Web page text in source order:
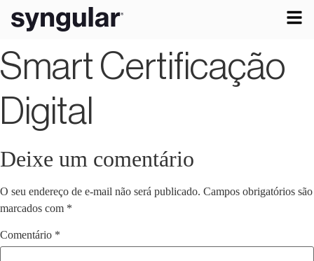
Smart Certificação
Digital
Deixe um comentário
O seu endereço de e-mail não será publicado. Campos obrigatórios são
marcados com *
Comentário *